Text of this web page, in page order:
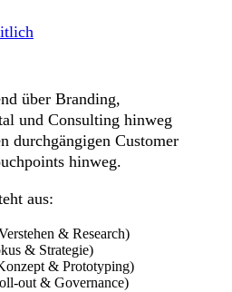
über Branding,
und Consulting hinweg
durchgängigen Customer
hinweg.
aus:
& Research)
& Strategie)
& Prototyping)
out & Governance)